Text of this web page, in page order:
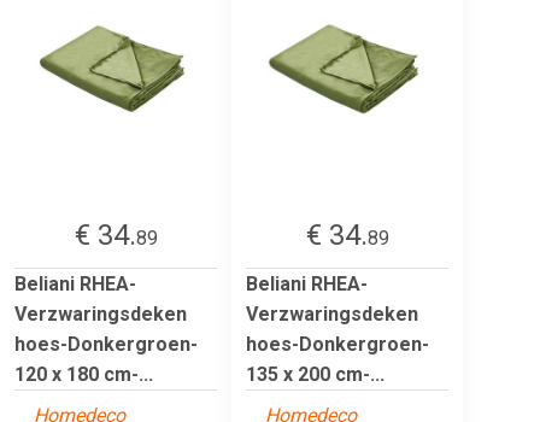
€ 34.89
Beliani RHEA-
Verzwaringsdeken
hoes-Donkergroen-
120 x 180 cm-...
Homedeco
€ 34.89
Beliani RHEA-
Verzwaringsdeken
hoes-Donkergroen-
135 x 200 cm-...
Homedeco